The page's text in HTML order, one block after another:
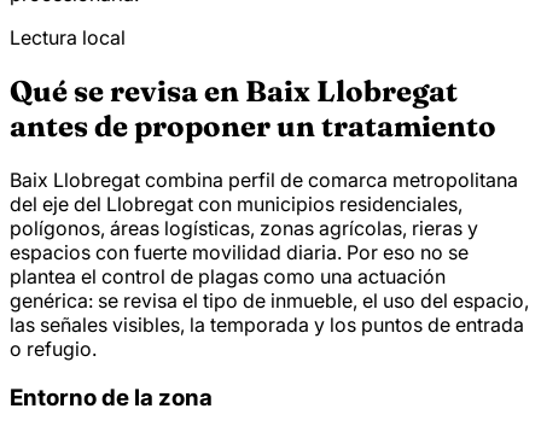
Lectura local
Qué se revisa en Baix Llobregat
antes de proponer un tratamiento
Baix Llobregat combina perfil de comarca metropolitana
del eje del Llobregat con municipios residenciales,
polígonos, áreas logísticas, zonas agrícolas, rieras y
espacios con fuerte movilidad diaria. Por eso no se
plantea el control de plagas como una actuación
genérica: se revisa el tipo de inmueble, el uso del espacio,
las señales visibles, la temporada y los puntos de entrada
o refugio.
Entorno de la zona